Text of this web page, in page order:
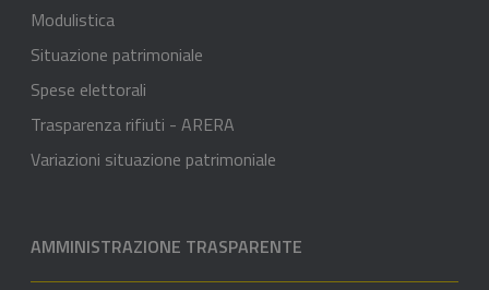
Modulistica
Situazione patrimoniale
Spese elettorali
Trasparenza rifiuti - ARERA
Variazioni situazione patrimoniale
AMMINISTRAZIONE TRASPARENTE